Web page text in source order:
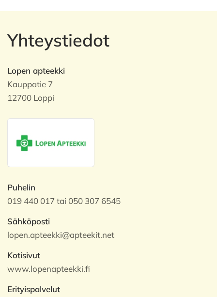
Yhteystiedot
Lopen apteekki
Kauppatie 7
12700 Loppi
Puhelin
019 440 017 tai 050 307 6545
Sähköposti
lopen.apteekki@apteekit.net
Kotisivut
www.lopenapteekki.fi
Erityispalvelut